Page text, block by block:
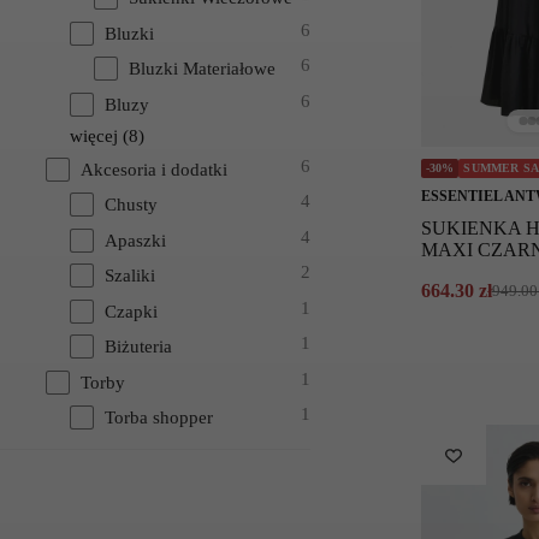
-30% SUMMER
ESSENTIEL
SUKIENKA
MAXI
Pierwotna
664.30 zł
Aktualna
Bluzki 6
Bluzki Materiałowe 6
Bluzy
6
więcej (8)
Akcesoria i dodatki
6
Chusty 4
Apaszki 4
Szaliki 2
Czapki 1
Biżuteria 1
Torby 1
Torba shopper 1